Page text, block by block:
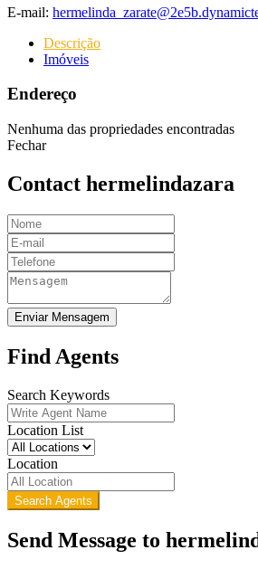
E-mail:
Descrição
Imóveis
Endereço
Nenhuma das propriedades encontradas
Fechar
Contact hermelindazara
Enviar Mensagem
Find Agents
Search Keywords
Location List
Location
Search Agents
Send Message to